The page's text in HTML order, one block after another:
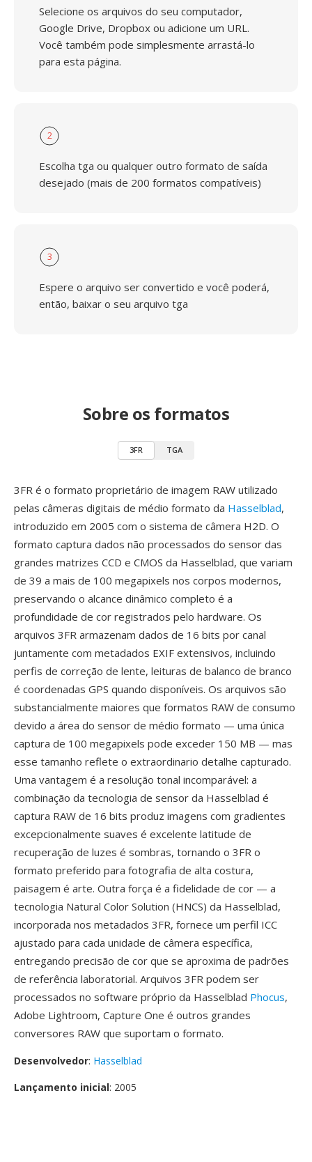
Selecione os arquivos do seu computador,
Google Drive, Dropbox ou adicione um URL.
Você também pode simplesmente arrastá-lo
para esta página.
2
Escolha tga ou qualquer outro formato de saída
desejado (mais de 200 formatos compatíveis)
3
Espere o arquivo ser convertido e você poderá,
então, baixar o seu arquivo tga
Sobre os formatos
3FR TGA
3FR é o formato proprietário de imagem RAW utilizado
pelas câmeras digitais de médio formato da Hasselblad,
introduzido em 2005 com o sistema de câmera H2D. O
formato captura dados não processados do sensor das
grandes matrizes CCD e CMOS da Hasselblad, que variam
de 39 a mais de 100 megapixels nos corpos modernos,
preservando o alcance dinâmico completo é a
profundidade de cor registrados pelo hardware. Os
arquivos 3FR armazenam dados de 16 bits por canal
juntamente com metadados EXIF extensivos, incluindo
perfis de correção de lente, leituras de balanco de branco
é coordenadas GPS quando disponíveis. Os arquivos são
substancialmente maiores que formatos RAW de consumo
devido a área do sensor de médio formato — uma única
captura de 100 megapixels pode exceder 150 MB — mas
esse tamanho reflete o extraordinario detalhe capturado.
Uma vantagem é a resolução tonal incomparável: a
combinação da tecnologia de sensor da Hasselblad é
captura RAW de 16 bits produz imagens com gradientes
excepcionalmente suaves é excelente latitude de
recuperação de luzes é sombras, tornando o 3FR o
formato preferido para fotografia de alta costura,
paisagem é arte. Outra força é a fidelidade de cor — a
tecnologia Natural Color Solution (HNCS) da Hasselblad,
incorporada nos metadados 3FR, fornece um perfil ICC
ajustado para cada unidade de câmera específica,
entregando precisão de cor que se aproxima de padrões
de referência laboratorial. Arquivos 3FR podem ser
processados no software próprio da Hasselblad Phocus,
Adobe Lightroom, Capture One é outros grandes
conversores RAW que suportam o formato.
Desenvolvedor: Hasselblad
Lançamento inicial: 2005